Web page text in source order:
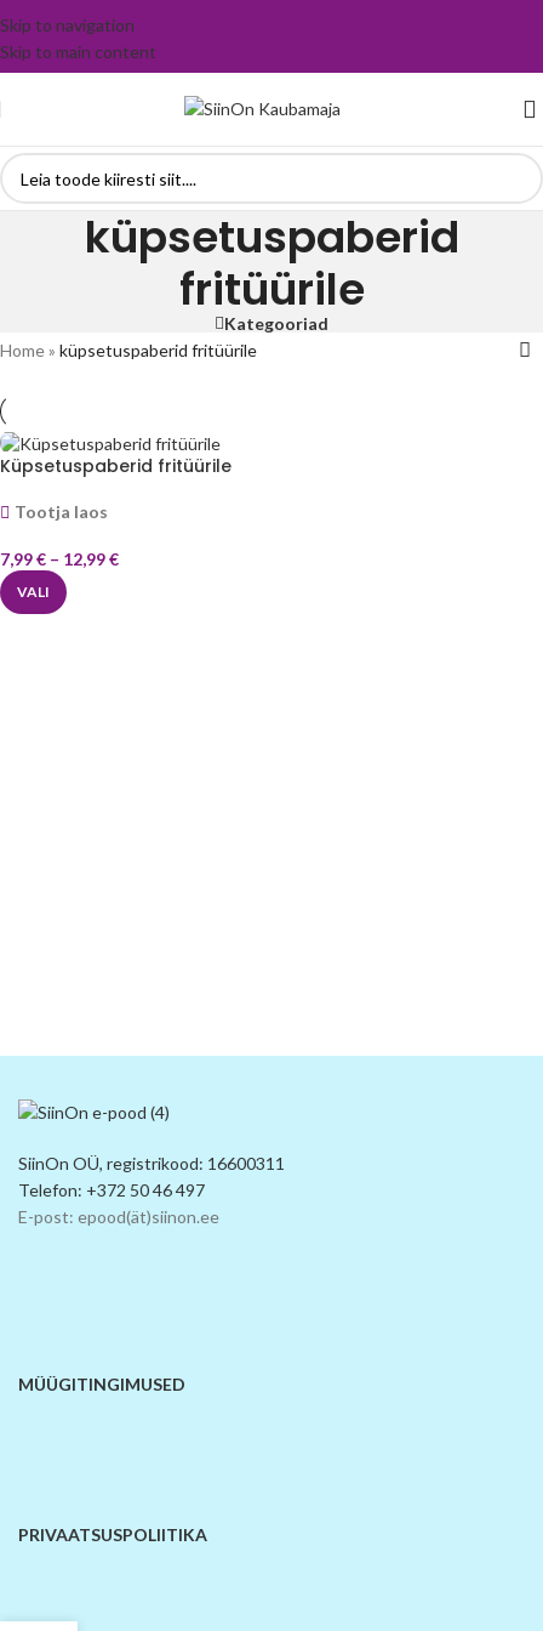
Skip to navigation
Skip to main content
küpsetuspaberid
fritüürile
Kategooriad
Home» küpsetuspaberid fritüürile
Küpsetuspaberid fritüürile
Tootja laos
7,99€ – 12,99€
VALI
SiinOn OÜ, registrikood: 16600311
Telefon: +372 50 46 497
E-post: epood(ät)siinon.ee
MÜÜGITINGIMUSED
PRIVAATSUSPOLIITIKA